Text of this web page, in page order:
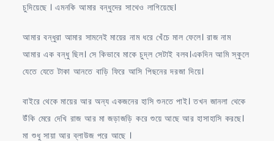
চুদিয়েছে । এমনকি আমার বন্ধুদের সাথেও লাগিয়েছে।
আমার বন্ধুরা আমার সামনেই মায়ের নাম ধরে খেঁচে মাল ফেলে। রাজ নাম
আমার এক বন্ধু ছিল। সে কিভাবে মাকে চুদ্ল সেটাই বলব।একদিন আমি স্কুলে
যেতে যেতে টাকা আনতে বাড়ি ফিরে আসি পিছনের দরজা দিয়ে।
বাইরে থেকে মায়ের আর অন্য একজনের হাসি শুনতে পাই। তখন জানলা থেকে
উঁকি মেরে দেখি রাজ আর মা জড়াজড়ি করে শুয়ে আছে আর হাসাহাসি করছে।
মা শুধু সায়া আর ব্লাউজ পরে আছে ।